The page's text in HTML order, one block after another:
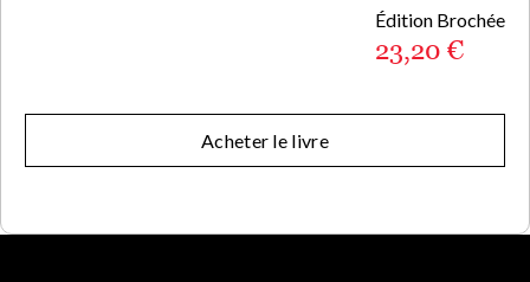
Édition Brochée
23,20 €
Acheter le livre